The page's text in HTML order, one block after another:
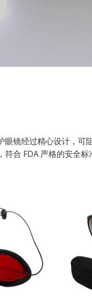
镜经过精心设计，可
合 FDA 严格的安全